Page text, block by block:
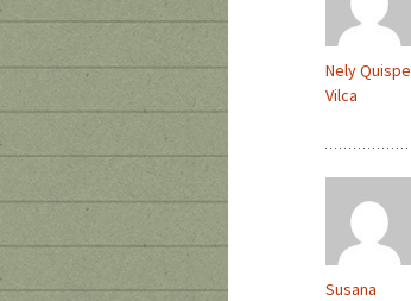
Nely Quispe
Vilca
Susana